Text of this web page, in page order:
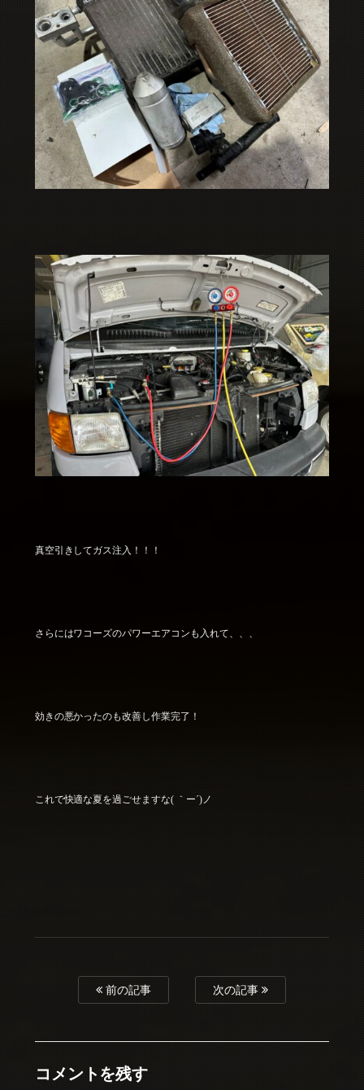
真空引きしてガス注入！！！
さらにはワコーズのパワーエアコンも入れて、、、
効きの悪かったのも改善し作業完了！
これで快適な夏を過ごせますな( ｀ー´)ノ
前の記事 次の記事
コメントを残す